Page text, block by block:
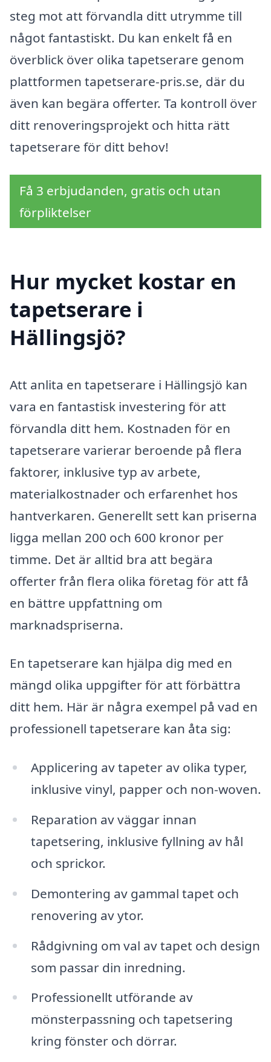
steg mot att förvandla ditt utrymme till
något fantastiskt. Du kan enkelt få en
överblick över olika tapetserare genom
plattformen tapetserare-pris.se, där du
även kan begära offerter. Ta kontroll över
ditt renoveringsprojekt och hitta rätt
tapetserare för ditt behov!
Få 3 erbjudanden, gratis och utan
förpliktelser
Hur mycket kostar en
tapetserare i
Hällingsjö?
Att anlita en tapetserare i Hällingsjö kan
vara en fantastisk investering för att
förvandla ditt hem. Kostnaden för en
tapetserare varierar beroende på flera
faktorer, inklusive typ av arbete,
materialkostnader och erfarenhet hos
hantverkaren. Generellt sett kan priserna
ligga mellan 200 och 600 kronor per
timme. Det är alltid bra att begära
offerter från flera olika företag för att få
en bättre uppfattning om
marknadspriserna.
En tapetserare kan hjälpa dig med en
mängd olika uppgifter för att förbättra
ditt hem. Här är några exempel på vad en
professionell tapetserare kan åta sig:
Applicering av tapeter av olika typer,
inklusive vinyl, papper och non-woven.
Reparation av väggar innan
tapetsering, inklusive fyllning av hål
och sprickor.
Demontering av gammal tapet och
renovering av ytor.
Rådgivning om val av tapet och design
som passar din inredning.
Professionellt utförande av
mönsterpassning och tapetsering
kring fönster och dörrar.